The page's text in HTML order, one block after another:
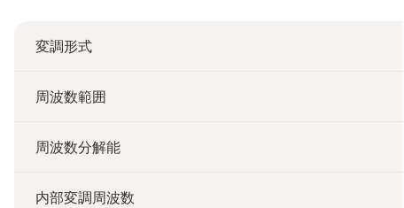
変調形式
周波数範囲
周波数分解能
内部変調周波数